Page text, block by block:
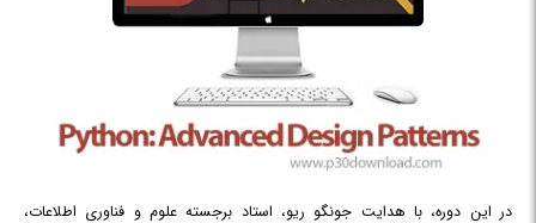
در این دوره، با هدایت جونگو ریو، استاد برجسته علوم و فناوری اطلاعات،